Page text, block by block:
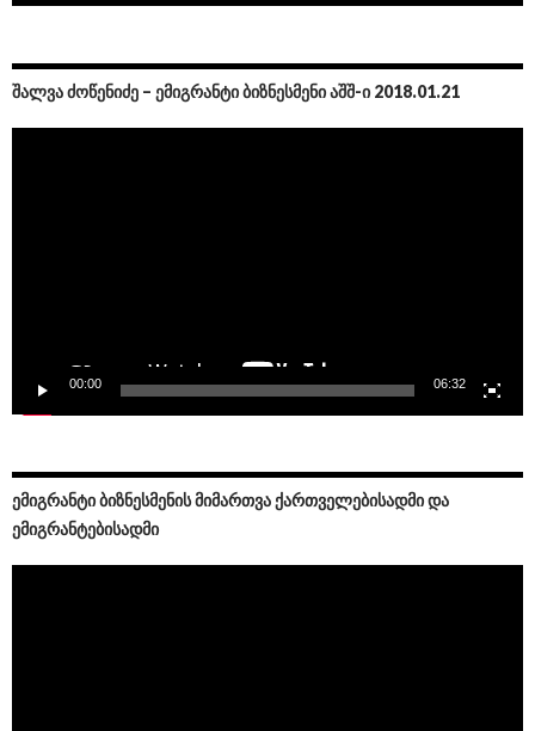
ᲨᲐᲚᲕᲐ ᲫᲝᲬᲔᲜᲘᲫᲔ – ᲔᲛᲘᲒᲠᲐᲜᲢᲘ ᲑᲘᲖᲜᲔᲡᲛᲔᲜᲘ ᲐᲨᲨ-Ი 2018.01.21
00:00 06:32
ᲔᲛᲘᲒᲠᲐᲜᲢᲘ ᲑᲘᲖᲜᲔᲡᲛᲔᲜᲘᲡ ᲛᲘᲛᲐᲠᲗᲕᲐ ᲥᲐᲠᲗᲕᲔᲚᲔᲑᲘᲡᲐᲓᲛᲘ ᲓᲐ
ᲔᲛᲘᲒᲠᲐᲜᲢᲔᲑᲘᲡᲐᲓᲛᲘ